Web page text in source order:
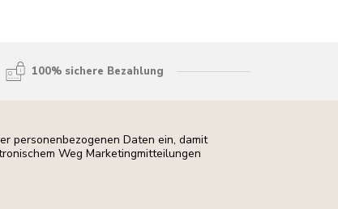
100% sichere Bezahlung
personenbezogenen Daten ein, damit
Weg Marketingmitteilungen